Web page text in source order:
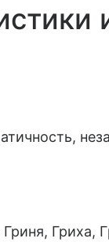
Гриха,